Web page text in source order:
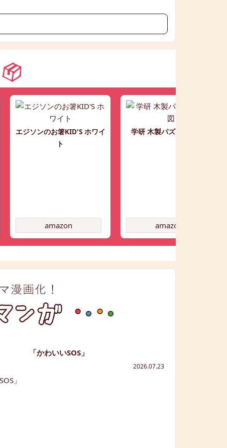
エジソンのお箸KID'S ホワイ
ト
amazon
学研 木製パズル日本地図
amazon
「かわいいSOS」
2026.07.23